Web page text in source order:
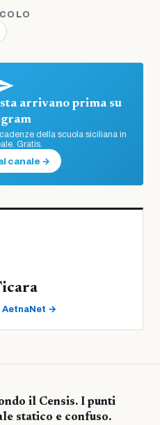
arrivano prima su
della scuola siciliana in
Gratis.
canale →
→
il Censis. I punti
statico e confuso.